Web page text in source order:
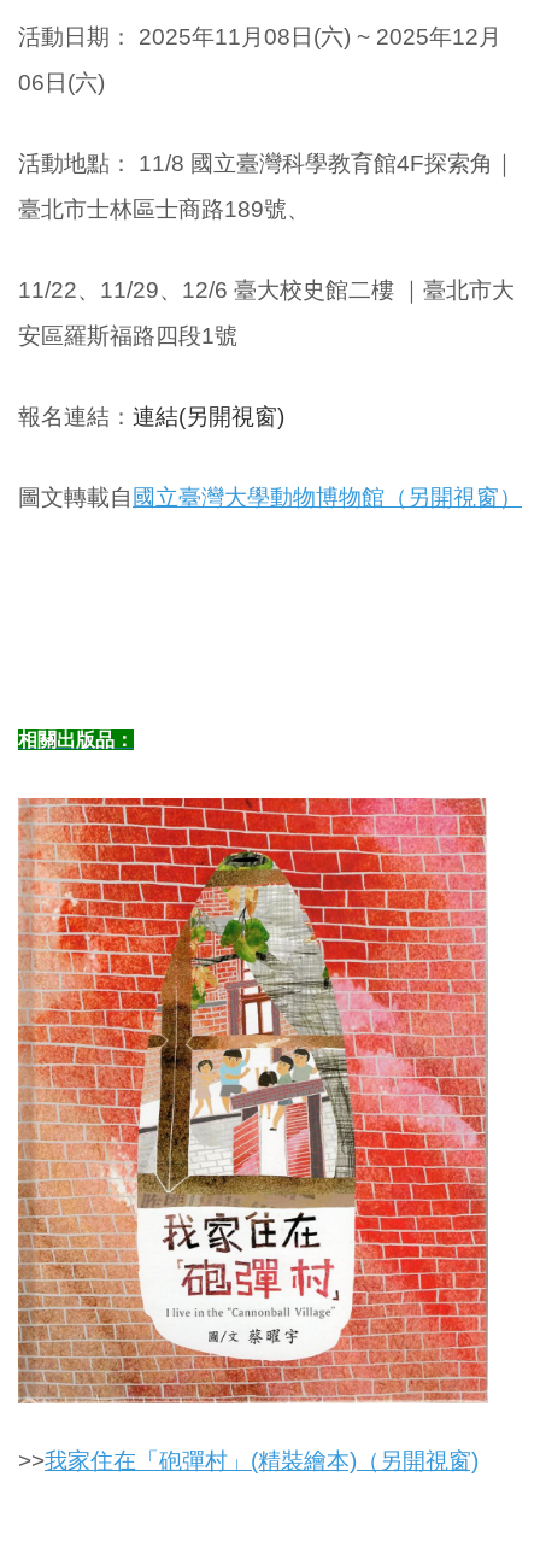
活動日期： 2025年11月08日(六) ~ 2025年12月
06日(六)
活動地點 ：
11/8 國立臺灣科學教育館4F探索角｜
臺北市士林區士商路189號、
11/22、11/29、12/6 臺大校史館二樓 ｜臺北市大
安區羅斯福路四段1號
報名連結： 連結(另開視窗)
圖文轉載自國立臺灣大學動物博物館（另開視窗）
相關出版品：
>>我家住在「砲彈村」(精裝繪本)（另開視窗)